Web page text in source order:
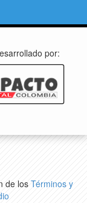
por:
de los Términos y